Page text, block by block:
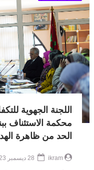
اللجنة الجهوية
محكمة الاستئناف
الحد من ظاهرة
ikram